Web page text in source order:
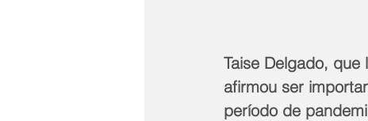
Taise Delgado, que
afirmou ser
período de